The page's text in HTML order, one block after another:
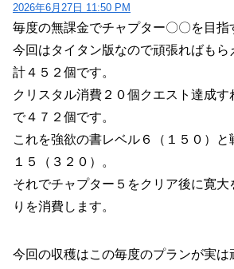
2026年6月27日 11:50 PM
毎度の無課金でチャプター〇〇を目指
今回はタイタン版なので頑張ればもら
計４５２個です。
クリスタル消費２０個クエスト達成
で４７２個です。
これを強欲の書レベル６（１５０）
１５（３２０）。
それでチャプター５をクリア後に寛
りを消費します。
今回の収穫はこの毎度のプランが実は